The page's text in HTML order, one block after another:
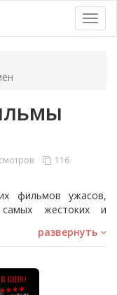
116
фильмов ужасов,
жестоких и
насилия, оставляя
интенсивными
Они станут
в поисках по-
развернуть